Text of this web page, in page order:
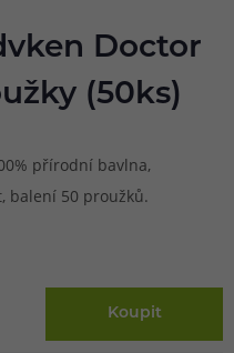
Doctor
(50ks)
přírodní bavlna,
balení 50 proužků.
Koupit